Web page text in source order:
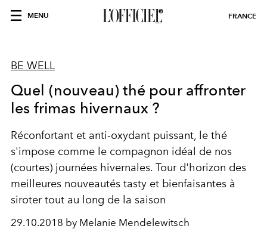
MENU FRANCE
BE WELL
Quel (nouveau) thé pour affronter
les frimas hivernaux ?
Réconfortant et anti-oxydant puissant, le thé
s'impose comme le compagnon idéal de nos
(courtes) journées hivernales. Tour d'horizon des
meilleures nouveautés tasty et bienfaisantes à
siroter tout au long de la saison
29.10.2018 by Melanie Mendelewitsch